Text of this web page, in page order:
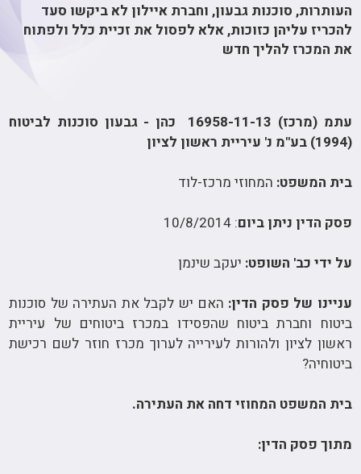
העותרות, סוכנות גבעון, וחברת איילון לא ביקשו סעד
להכריז עליהן כזוכות, אלא לפסול את זכיית כלל ולפתוח
את המכרז להליך חדש
עתמ (מרכז) 16958-11-13‏ ‏ כהן - גבעון סוכנות לביטוח
(1994) בע"מ נ' עיריית ראשון לציון
בית המשפט: המחוזי מרכז-לוד
פסק הדין ניתן ביום: 10/8/2014
על ידי כב' השופט: יעקב שינמן
עניינו של פסק הדין: האם יש לקבל את העתירה של סוכנות
ביטוח וחברת ביטוח שהפסידו במכרז ביטוחים של עיריית
ראשון לציון ולהורות לעירייה לערוך מכרז חוזר לשם רכישת
ביטוחיה?
בית המשפט המחוזי דחה את העתירה.
מתוך פסק הדין: